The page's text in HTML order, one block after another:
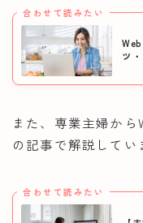
合わせて読みたい
ツ
また、専業主婦か
の記事で解説してい
合わせて読みたい